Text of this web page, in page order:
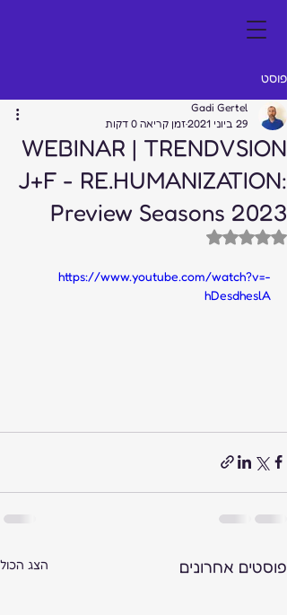
פוסט
WEBINAR | TRENDVSION
J+F - RE.HUMANIZATION:
Preview Seasons 2023
Gadi Gertel
29 ביוני 2021
זמן קריאה 0 דקות
דירוג של NaN מתוך 5 כוכבים
https://www.youtube.com/watch?v=-
hDesdheslA
פוסטים אחרונים הצג הכול